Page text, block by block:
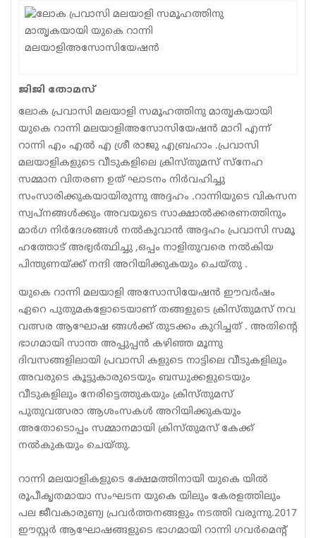
Movies
Sports
Classifieds
Gallery
ജിജി തോമസ്
ലോക പ്രവാസി മലയാളി സമൂഹത്തിനു മാതൃകയായി
യുകെ റാന്നി മലയാളിഅസോസിയേഷന്‍ മാറി എന്ന്
റാന്നി എം എല്‍ എ ശ്രീ രാജു എബ്രഹാം .പ്രവാസി
മലയാളികളുടെ വീടുകളിലെ ക്രിസ്തുമസ് സ്‌നേഹ
സമ്മാന വിതരണ ഉത് ഘാടനം നിര്‍വഹിച്ചു
സംസാരിക്കുകയായിരുന്നു അദ്ദഹം .റാന്നിയുടെ വികസന
സ്വപ്നങ്ങള്‍ക്കും അവയുടെ സാക്ഷാല്‍ക്കരണത്തിനും
മാര്‍ഗ നിര്‍ദേശങ്ങള്‍ നല്‍കുവാന്‍ അദ്ദഹം പ്രവാസി സമൂ
ഹത്തോട് അഭ്യര്‍ത്ഥിച്ചു ,ഒപ്പം നാളിതുവരെ നല്‍കിയ
പിന്തുണയ്ക്ക് നന്ദി അറിയിക്കുകയും ചെയ്തു .
യുകെ റാന്നി മലയാളി അസോസിയേഷന്‍ ഈവര്‍ഷം
ഏറെ പുതുമകളോടെയാണ് തങ്ങളുടെ ക്രിസ്തുമസ് നവ
വത്സര ആഘോഷ ങ്ങള്‍ക്ക് തുടക്കം കുറിച്ചത് . അതിന്റെ
ഭാഗമായി സാന്ത അപ്പുപ്പന്‍ കഴിഞ്ഞ മൂന്നു
ദിവസങ്ങളിലായി പ്രവാസി കളുടെ നാട്ടിലെ വീടുകളിലും
അവരുടെ കൂട്ടുകാരുടെയും ബന്ധുക്കളുടെയും
വീടുകളിലും നേരിട്ടെത്തുകയും ക്രിസ്തുമസ്
പുതുവത്സരാ ആശംസകള്‍ അറിയിക്കുകയും
അതോടൊപ്പം സമ്മാനമായി ക്രിസ്തുമസ് കേക്ക്
നല്‍കുകയും ചെയ്തു.
റാന്നി മലയാളികളുടെ ക്ഷേമത്തിനായി യുകെ യില്‍
രൂപീകൃതമായാ സംഘടന യുകെ യിലും കേരളത്തിലും
പല ജീവകാരുണ്യ പ്രവര്‍ത്തനങ്ങളും നടത്തി വരുന്നു.2017
ഈസ്റ്റര്‍ ആഘോഷങ്ങളുടെ ഭാഗമായി റാന്നി ഗവര്‍മെന്റ്